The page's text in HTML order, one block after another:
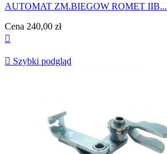
AUTOMAT ZM.BIEGOW ROMET IIB...
Cena 240,00 zł

 Szybki podgląd